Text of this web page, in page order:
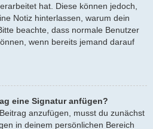
hat. Diese können jedoch,
Notiz hinterlassen, warum dein
beachte, dass normale Benutzer
wenn bereits jemand darauf
eine Signatur anfügen?
anzufügen, musst du zunächst
in deinem persönlichen Bereich